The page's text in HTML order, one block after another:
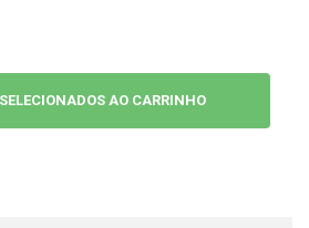
AO CARRINHO